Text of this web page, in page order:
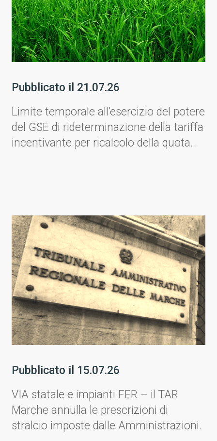
Pubblicato il 21.07.26
Limite temporale all’esercizio del potere
del GSE di rideterminazione della tariffa
incentivante per ricalcolo della quota
Pubblicato il 15.07.26
VIA statale e impianti FER – il TAR
Marche annulla le prescrizioni di
stralcio imposte dalle Amministrazioni.